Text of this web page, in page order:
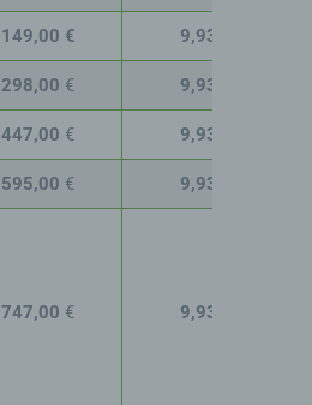
149,00 € 9,93
298,00 € 9,93
447,00 € 9,93
595,00 € 9,93
747,00 € 9,93